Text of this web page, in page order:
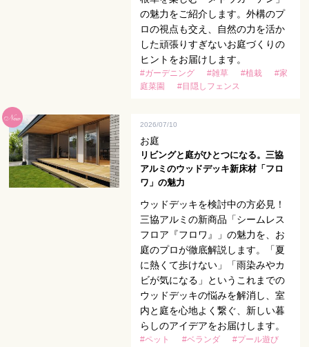
の魅力をご紹介します。外構のプ
ロの視点も交え、自然の力を活か
した頑張りすぎないお庭づくりの
ヒントをお届けします。
#ガーデニング #雑草 #植栽
#家
庭菜園
#目隠しフェンス
2026/07/10
お庭
リビングと庭がひとつになる。三協
アルミのウッドデッキ新床材「フロ
ワ」の魅力
ウッドデッキを検討中の方必見！
三協アルミの新商品「シームレス
フロア『フロワ』」の魅力を、お
庭のプロが徹底解説します。「夏
に熱くて歩けない」「雨染みやカ
ビが気になる」というこれまでの
ウッドデッキの悩みを解消し、室
内と庭を心地よく繋ぐ、新しい暮
らしのアイデアをお届けします。
#ペット #ベランダ
#プール遊び